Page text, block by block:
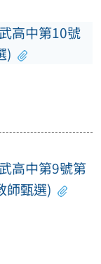
高中第10號
)
高中第9號第
師甄選)